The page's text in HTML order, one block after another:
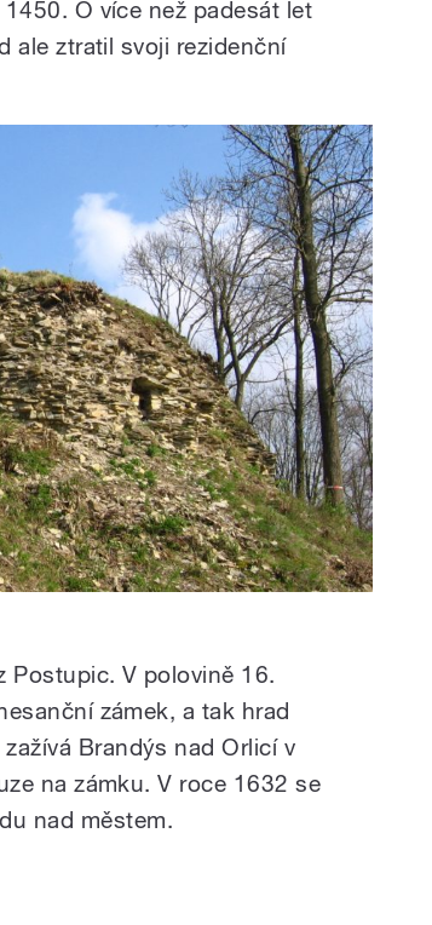
O více než padesát let
ale ztratil svoji rezidenční
Postupic. V polovině 16.
zámek, a tak hrad
Brandýs nad Orlicí v
na zámku. V roce 1632 se
nad městem.